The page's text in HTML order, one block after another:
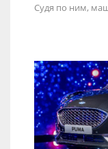
Судя по ним,